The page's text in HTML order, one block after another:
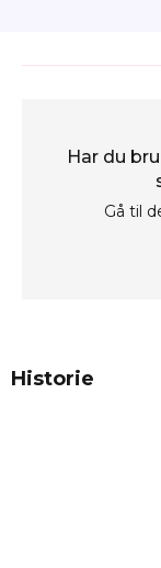
Har du
Gå til
Historie